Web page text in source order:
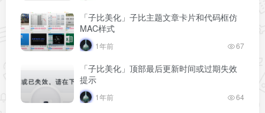
「子比美化」子比主题文章卡片和代码框仿
MAC样式
1年前 67
「子比美化」顶部最后更新时间或过期失效
提示
1年前 64